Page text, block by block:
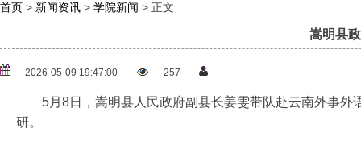
首页 > 新闻资讯 > 学院新闻 > 正文
嵩明县
2026-05-09 19:47:00 257
5月8日，嵩明县人民政府副县长姜雯带队赴云南外事外
研。